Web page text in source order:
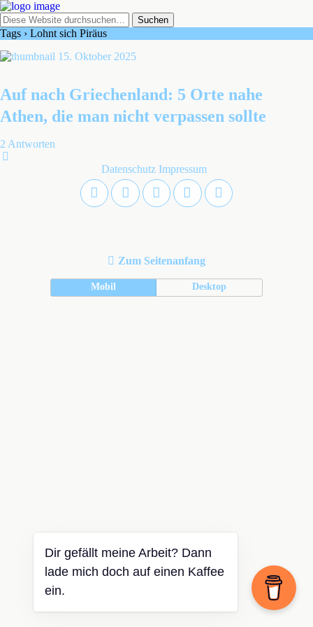
Tags › Lohnt sich Piräus
15. Oktober 2025
Auf nach Griechenland: 5 Orte nahe
Athen, die man nicht verpassen sollte
2 Antworten
Datenschutz Impressum
Zum Seitenanfang
Mobil Desktop
Dir gefällt meine Arbeit? Dann
lade mich doch auf einen Kaffee
ein.